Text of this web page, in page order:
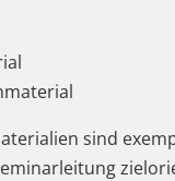
sind